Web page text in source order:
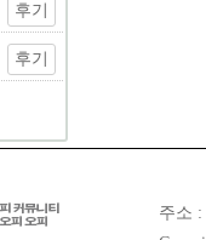
후기
후기
주소